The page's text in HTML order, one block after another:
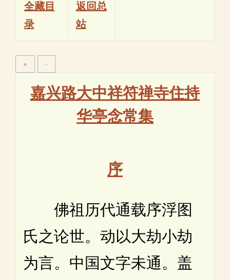
全藏目
录
返回总
站
嘉兴路大中祥符禅寺住持
华亭念常集
序
佛祖历代通载序浮图
氏之论世。动以大劫小劫
为言。中国文字未通。盖